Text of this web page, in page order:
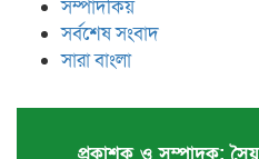
সম্পাদকিয়
সর্বশেষ সংবাদ
সারা বাংলা